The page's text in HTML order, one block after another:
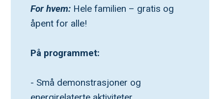
For hvem: Hele familien – gratis og
åpent for alle!
På programmet:
- Små demonstrasjoner og